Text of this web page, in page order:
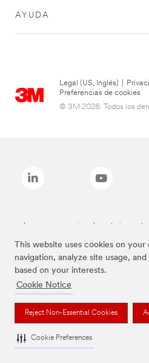
This website uses cookies on
navigation, analyze site usage,
based on your interests.
Cookie Notice
Reject Non-Essential Cookies
Cookie Preferences
AYUDA
Legal (US, Inglés)
Preferencias de cookies
© 3M 2026. Todos los
Las marcas mencionadas